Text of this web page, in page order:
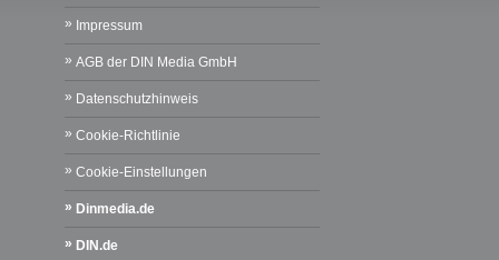
Impressum
AGB der DIN Media GmbH
Datenschutzhinweis
Cookie-Richtlinie
Cookie-Einstellungen
Dinmedia.de
DIN.de